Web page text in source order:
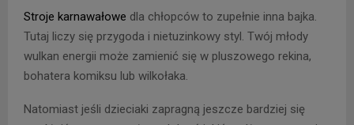
Stroje karnawałowe dla chłopców to zupełnie inna bajka.
Tutaj liczy się przygoda i nietuzinkowy styl. Twój młody
wulkan energii może zamienić się w pluszowego rekina,
bohatera komiksu lub wilkołaka.
Natomiast jeśli dzieciaki zapragną jeszcze bardziej się